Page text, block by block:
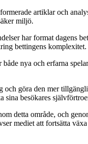
artiklar och
miljö.
har format dagens
bettingens komplexitet.
nya och erfarna
och göra den mer
sina besökares
detta område, och
mediet att fortsätta